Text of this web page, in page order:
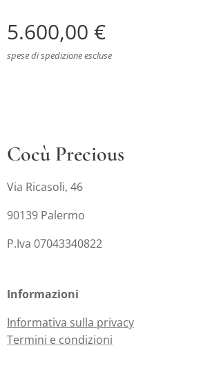
5.600,00 €
spese di spedizione escluse
Cocù Precious
Via Ricasoli, 46
90139 Palermo
P.Iva 07043340822
Informazioni
Informativa sulla privacy
Termini e condizioni